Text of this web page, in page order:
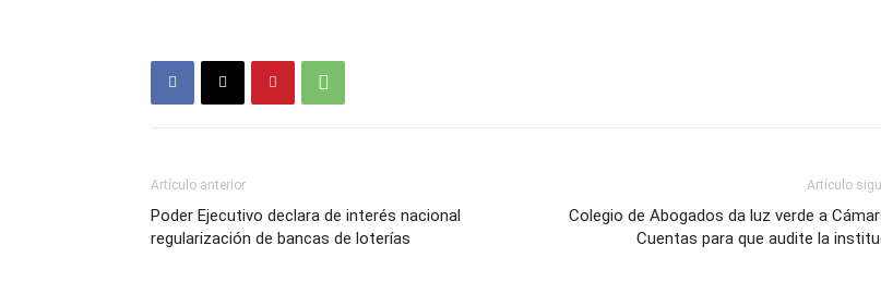
Artículo anterior
Poder Ejecutivo declara de interés nacional
regularización de bancas de loterías
Artículo
Colegio de Abogados da luz verde a
Cuentas para que audite la